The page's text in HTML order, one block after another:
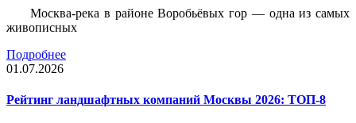
Москва-река в районе Воробьёвых гор — одна из самых
живописных
Подробнее
01.07.2026
Рейтинг ландшафтных компаний Москвы 2026: ТОП-8